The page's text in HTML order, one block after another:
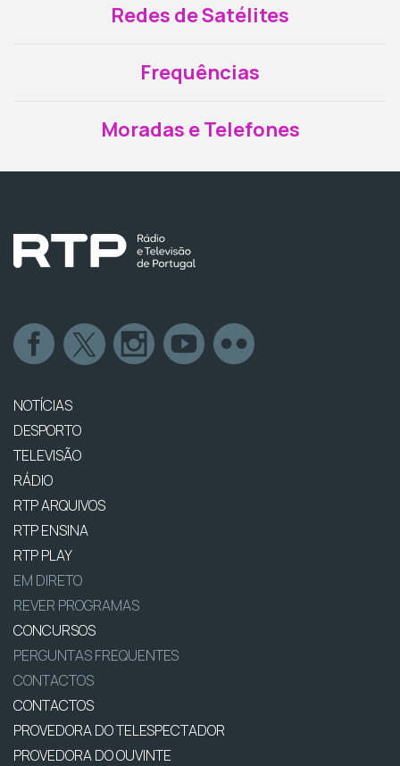
Redes de Satélites
Frequências
Moradas e Telefones
NOTÍCIAS
DESPORTO
TELEVISÃO
RÁDIO
RTP ARQUIVOS
RTP ENSINA
RTP PLAY
EM DIRETO
REVER PROGRAMAS
CONCURSOS
PERGUNTAS FREQUENTES
CONTACTOS
CONTACTOS
PROVEDORA DO TELESPECTADOR
PROVEDORA DO OUVINTE